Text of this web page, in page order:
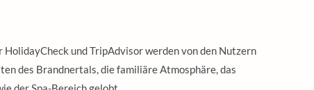
und TripAdvisor werden von den Nutzern
des Brandnertals, die familiäre Atmosphäre, das